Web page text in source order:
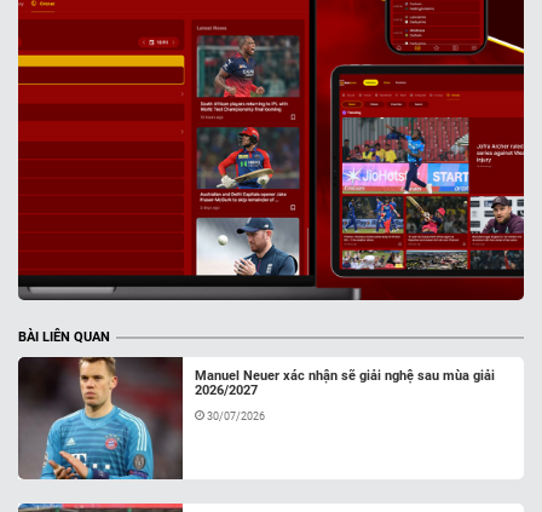
BÀI LIÊN QUAN
Manuel Neuer xác nhận sẽ giải nghệ sau mùa giải
2026/2027
30/07/2026